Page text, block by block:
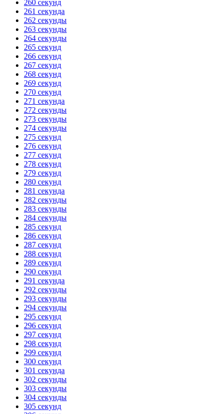
260 секунд
261 секунда
262 секунды
263 секунды
264 секунды
265 секунд
266 секунд
267 секунд
268 секунд
269 секунд
270 секунд
271 секунда
272 секунды
273 секунды
274 секунды
275 секунд
276 секунд
277 секунд
278 секунд
279 секунд
280 секунд
281 секунда
282 секунды
283 секунды
284 секунды
285 секунд
286 секунд
287 секунд
288 секунд
289 секунд
290 секунд
291 секунда
292 секунды
293 секунды
294 секунды
295 секунд
296 секунд
297 секунд
298 секунд
299 секунд
300 секунд
301 секунда
302 секунды
303 секунды
304 секунды
305 секунд